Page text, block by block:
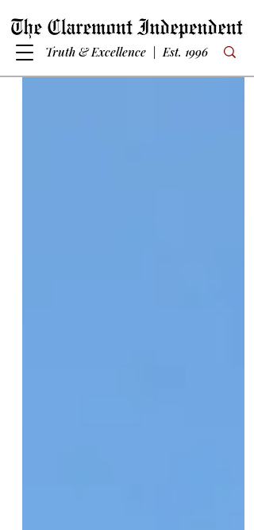
Truth & Excellence | Est. 1996